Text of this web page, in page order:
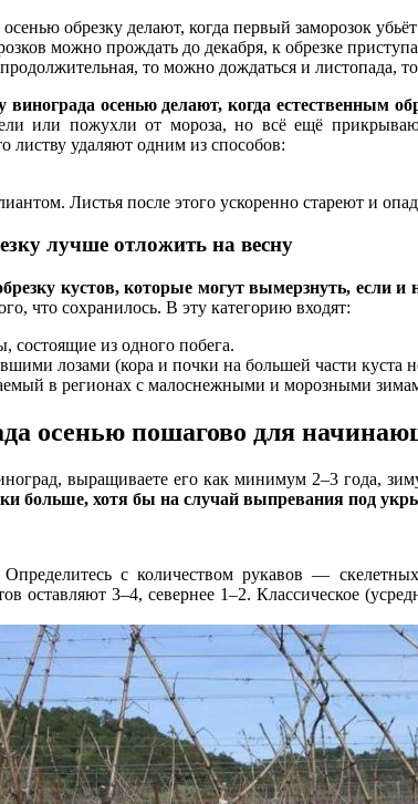
обрезку делают, когда первый заморозок
можно прождать до декабря, к обрезке
то можно дождаться и листопада,
винограда осенью делают, когда естественным
или пожухли от мороза, но всё ещё
листву удаляют одним из способов:
Листья после этого ускоренно стареют и
лучше отложить на весну
кустов, которые могут вымерзнуть, если и
что сохранилось. В эту категорию входят:
состоящие из одного побега.
лозами (кора и почки на большей части куста
в регионах с малоснежными и морозными
осенью пошагово для
выращиваете его как минимум 2–3 года,
больше, хотя бы на случай выпревания под
Определитесь с количеством рукавов —
оставляют 3–4, севернее 1–2. Классическое